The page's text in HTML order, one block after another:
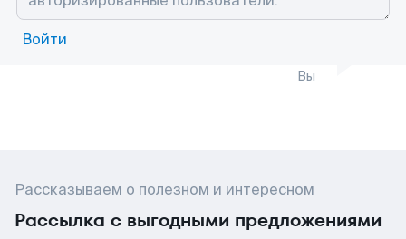
Войти
Вы
Рассказываем о полезном и интересном
Рассылка с выгодными предложениями